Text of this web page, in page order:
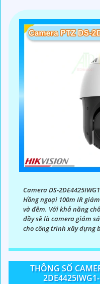
Camera DS-
Hồng ngoại 100m IR
và đêm. Với khả năng
đầy sẽ là camera giám
cho công trình xây dựng
THÔNG SỐ